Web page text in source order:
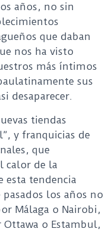
años, no sin
que daban
nos ha visto
más íntimos
sus
desaparecer.
tiendas
y franquicias de
que
calor de la
esta tendencia
los años no
Málaga o Nairobi,
Ottawa o Estambul,